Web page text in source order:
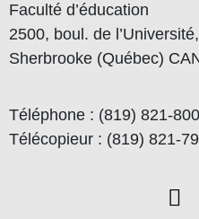
Faculté d’éducation
2500, boul. de
Sherbrooke (Québec)
Téléphone : (819) 821-
Télécopieur : (819) 821-